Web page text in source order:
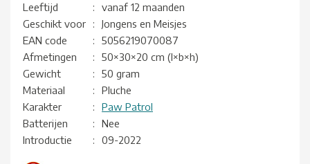
Leeftijd :
vanaf 12 maanden
Geschikt voor
:
Jongens en Meisjes
EAN code
:
5056219070087
Afmetingen
:
50×30×20 cm (l×b×h)
Gewicht
:
50 gram
Materiaal
:
Pluche
Karakter
:
Paw Patrol
Batterijen
:
Nee
Introductie
: 09-2022